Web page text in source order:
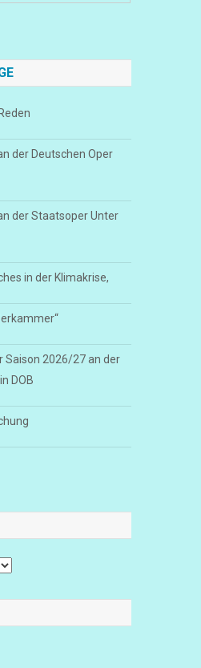
der Deutschen Oper
der Staatsoper Unter
in der Klimakrise,
Saison 2026/27 an der
DOB